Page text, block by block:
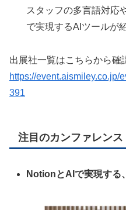
スタッフの多言語対応
で実現するAIツールが
出展社一覧はこちらから確
https://event.aismiley.co.jp/
391
注目のカンファレンス
NotionとAIで実現する